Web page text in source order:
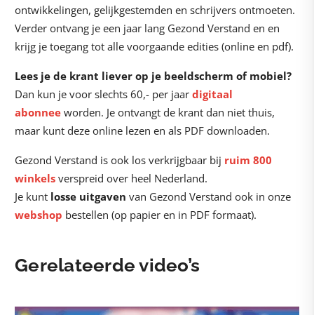
ontwikkelingen, gelijkgestemden en schrijvers ontmoeten.
Verder ontvang je een jaar lang Gezond Verstand en en
krijg je toegang tot alle voorgaande edities (online en pdf).
Lees je de krant liever op je beeldscherm of mobiel?
Dan kun je voor slechts 60,- per jaar digitaal
abonnee worden. Je ontvangt de krant dan niet thuis,
maar kunt deze online lezen en als PDF downloaden.
Gezond Verstand is ook los verkrijgbaar bij ruim 800
winkels verspreid over heel Nederland.
Je kunt losse uitgaven van Gezond Verstand ook in onze
webshop bestellen (op papier en in PDF formaat).
Gerelateerde video’s